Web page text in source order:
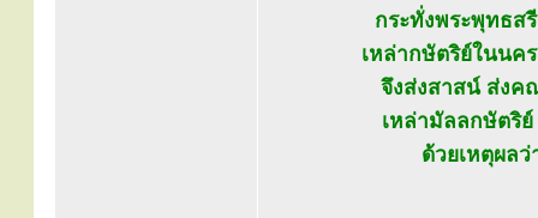
กระทั่งพระพุทธส
เหล่ากษัตริย์ในนค
จึงส่งสาสน์ ส่งค
เหล่ามัลลกษัตริ
ด้วยเหตุผลว่